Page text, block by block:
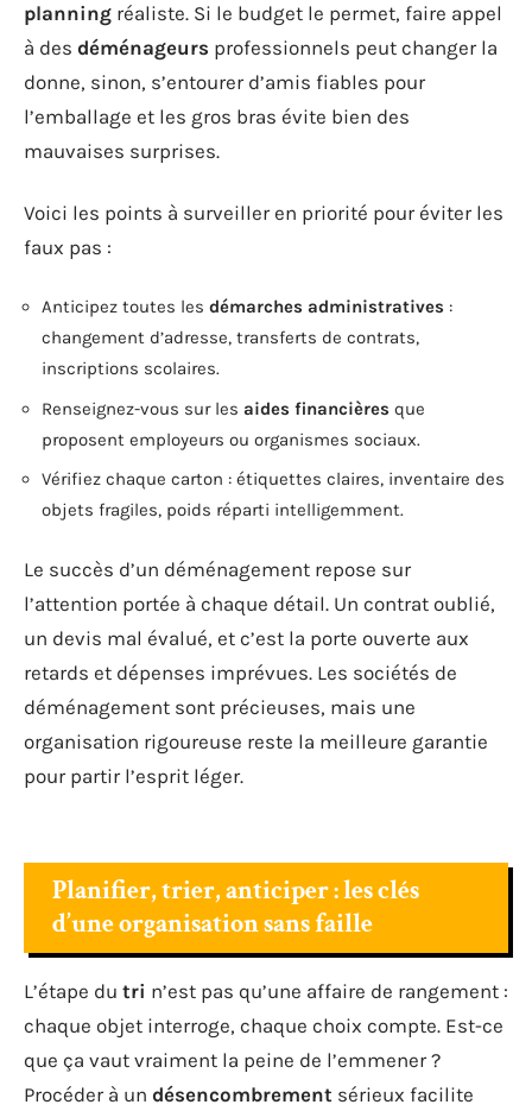
planning réaliste. Si le budget le permet, faire appel
à des déménageurs professionnels peut changer la
donne, sinon, s’entourer d’amis fiables pour
l’emballage et les gros bras évite bien des
mauvaises surprises.
Voici les points à surveiller en priorité pour éviter les
faux pas :
Anticipez toutes les démarches administratives :
changement d’adresse, transferts de contrats,
inscriptions scolaires.
Renseignez-vous sur les aides financières que
proposent employeurs ou organismes sociaux.
Vérifiez chaque carton : étiquettes claires, inventaire des
objets fragiles, poids réparti intelligemment.
Le succès d’un déménagement repose sur
l’attention portée à chaque détail. Un contrat oublié,
un devis mal évalué, et c’est la porte ouverte aux
retards et dépenses imprévues. Les sociétés de
déménagement sont précieuses, mais une
organisation rigoureuse reste la meilleure garantie
pour partir l’esprit léger.
Planifier, trier, anticiper : les clés
d’une organisation sans faille
L’étape du tri n’est pas qu’une affaire de rangement :
chaque objet interroge, chaque choix compte. Est-ce
que ça vaut vraiment la peine de l’emmener ?
Procéder à un désencombrement sérieux facilite